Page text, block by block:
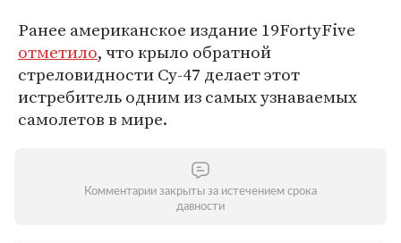
Ранее американское издание 19FortyFive
отметило, что крыло обратной
стреловидности Су-47 делает этот
истребитель одним из самых узнаваемых
самолетов в мире.
Комментарии закрыты за истечением срока
давности